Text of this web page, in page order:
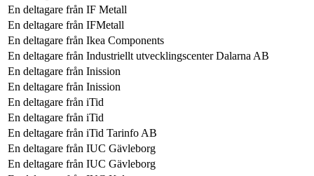
En deltagare från IF Metall
En deltagare från IFMetall
En deltagare från Ikea Components
En deltagare från Industriellt utvecklingscenter Dalarna AB
En deltagare från Inission
En deltagare från Inission
En deltagare från iTid
En deltagare från iTid
En deltagare från iTid Tarinfo AB
En deltagare från IUC Gävleborg
En deltagare från IUC Gävleborg